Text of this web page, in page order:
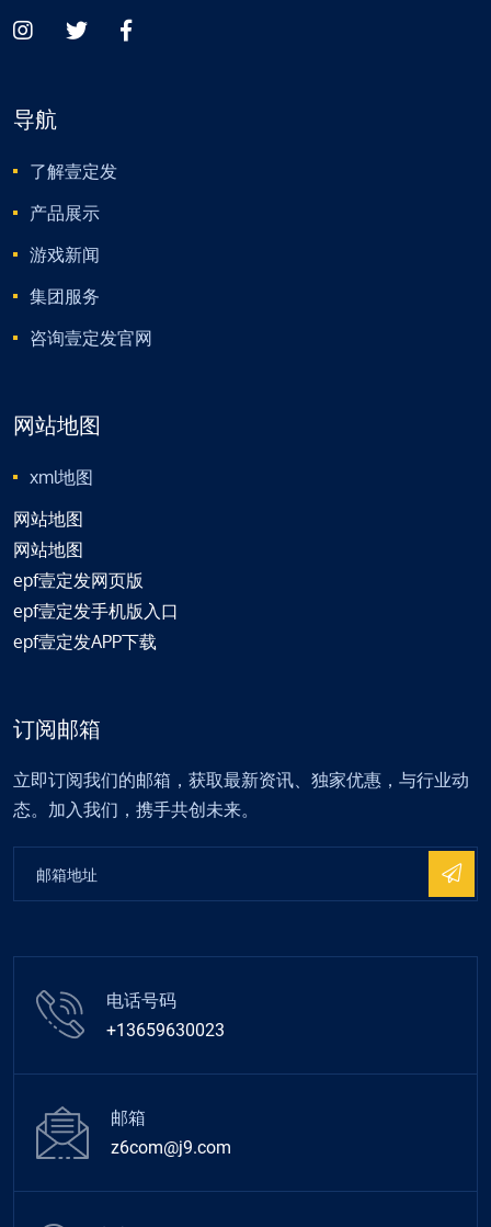
导航
了解壹定发
产品展示
游戏新闻
集团服务
咨询壹定发官网
网站地图
xml地图
网站地图
网站地图
epf壹定发网页版
epf壹定发手机版入口
epf壹定发APP下载
订阅邮箱
立即订阅我们的邮箱，获取最新资讯、独家优惠，与行业动
态。加入我们，携手共创未来。
电话号码
+13659630023
邮箱
z6com@j9.com